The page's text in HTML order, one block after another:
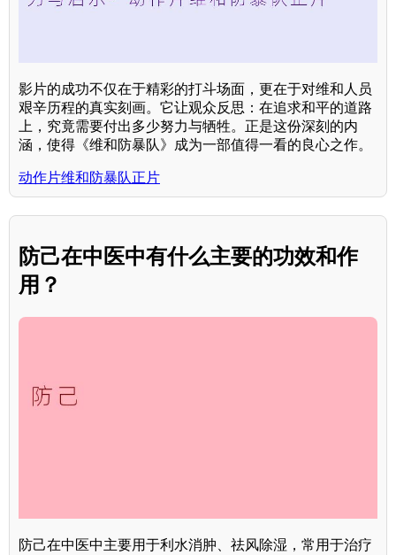
影片的成功不仅在于精彩的打斗场面，更在于对维和人员
艰辛历程的真实刻画。它让观众反思：在追求和平的道路
上，究竟需要付出多少努力与牺牲。正是这份深刻的内
涵，使得《维和防暴队》成为一部值得一看的良心之作。
动作片维和防暴队正片
防己在中医中有什么主要的功效和作
用？
防己在中医中主要用于利水消肿、祛风除湿，常用于治疗